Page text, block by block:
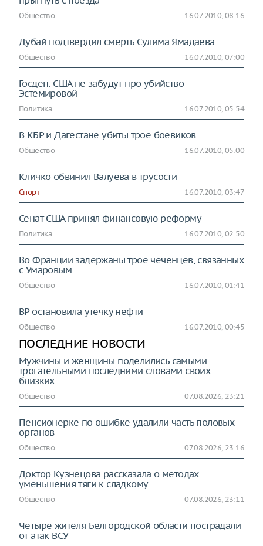
Общество 16.07.2010, 08:16
Дубай подтвердил смерть Сулима Ямадаева
Общество 16.07.2010, 07:00
Госдеп: США не забудут про убийство
Эстемировой
Политика 16.07.2010, 05:54
В КБР и Дагестане убиты трое боевиков
Общество 16.07.2010, 05:00
Кличко обвинил Валуева в трусости
Спорт 16.07.2010, 03:47
Сенат США принял финансовую реформу
Политика 16.07.2010, 02:50
Во Франции задержаны трое чеченцев, связанных
с Умаровым
Общество 16.07.2010, 01:41
BP остановила утечку нефти
Общество 16.07.2010, 00:45
ПОСЛЕДНИЕ НОВОСТИ
Мужчины и женщины поделились самыми
трогательными последними словами своих
близких
Общество 07.08.2026, 23:21
Пенсионерке по ошибке удалили часть половых
органов
Общество 07.08.2026, 23:16
Доктор Кузнецова рассказала о методах
уменьшения тяги к сладкому
Общество 07.08.2026, 23:11
Четыре жителя Белгородской области пострадали
от атак ВСУ